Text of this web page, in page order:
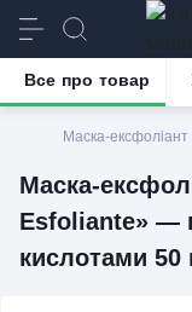
Маска-
Маска-
Esfoliante» —
кислотами 50
Все про товар